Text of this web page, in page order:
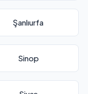
Şanlıurfa
Sinop